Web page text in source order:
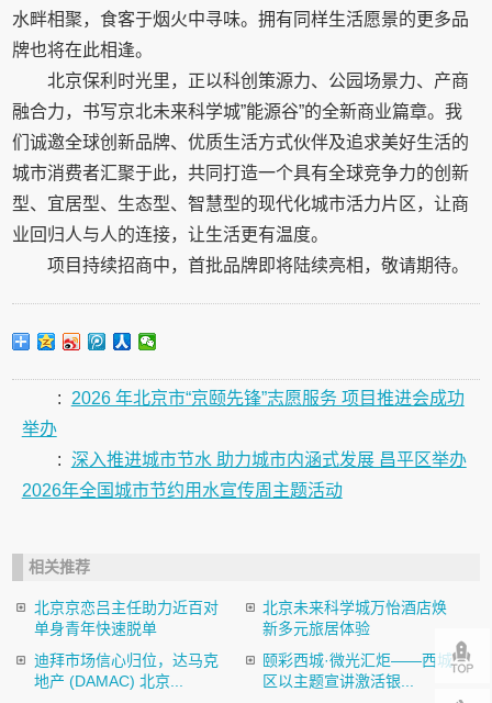
水畔相聚，食客于烟火中寻味。拥有同样生活愿景的更多品
牌也将在此相逢。
北京保利时光里，正以科创策源力、公园场景力、产商
融合力，书写京北未来科学城”能源谷”的全新商业篇章。我
们诚邀全球创新品牌、优质生活方式伙伴及追求美好生活的
城市消费者汇聚于此，共同打造一个具有全球竞争力的创新
型、宜居型、生态型、智慧型的现代化城市活力片区，让商
业回归人与人的连接，让生活更有温度。
项目持续招商中，首批品牌即将陆续亮相，敬请期待。
:
2026 年北京市“京颐先锋”志愿服务 项目推进会成功
举办
: 深入推进城市节水 助力城市内涵式发展 昌平区举办
2026年全国城市节约用水宣传周主题活动
相关推荐
北京京恋吕主任助力近百对
单身青年快速脱单
北京未来科学城万怡酒店焕
新多元旅居体验
迪拜市场信心归位，达马克
地产 (DAMAC) 北京...
颐彩西城·微光汇炬——西城
区以主题宣讲激活银...